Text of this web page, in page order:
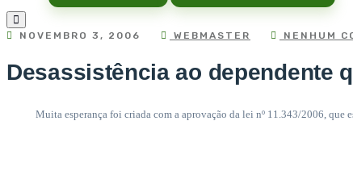
NOVEMBRO 3, 2006 WEBMASTER NENHUM
Desassistência ao dependente
Muita esperança foi criada com a aprovação da lei nº 11.343/2006,